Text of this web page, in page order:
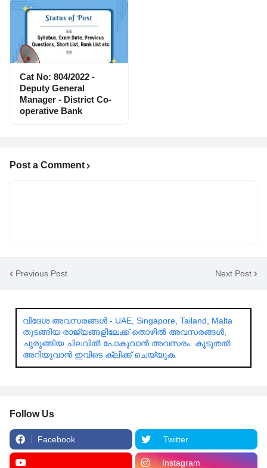
Cat No: 804/2022 -
Deputy General
Manager - District Co-
operative Bank
Post a Comment
Previous Post Next Post
വിദേശ അവസരങ്ങൾ - UAE, Singapore, Tailand, Malta
തുടങ്ങിയ രാജ്യങ്ങളിലേക്ക് തൊഴിൽ അവസരങ്ങൾ,
ചുരുങ്ങിയ ചിലവിൽ പോകുവാൻ അവസരം. കൂടുതൽ
അറിയുവാൻ ഇവിടെ ക്ലിക്ക് ചെയ്യുക.
Follow Us
Facebook Twitter
Instagram